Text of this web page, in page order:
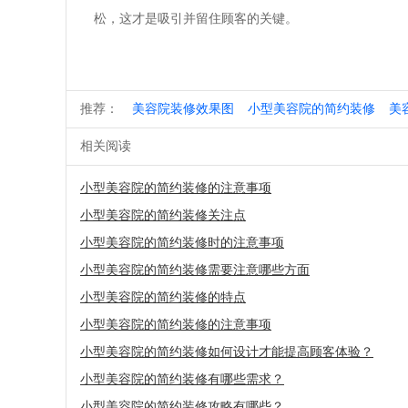
松，这才是吸引并留住顾客的关键。
推荐： 美容院装修效果图 小型美容院的简约装修 美
相关阅读
小型美容院的简约装修的注意事项
小型美容院的简约装修关注点
小型美容院的简约装修时的注意事项
小型美容院的简约装修需要注意哪些方面
小型美容院的简约装修的特点
小型美容院的简约装修的注意事项
小型美容院的简约装修如何设计才能提高顾客体验？
小型美容院的简约装修有哪些需求？